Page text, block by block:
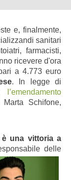
e, finalmente,
sanitari
farmacisti,
ricevere d'ora
a 4.773 euro
. In legge di
l’emendamento
Schifone,
una vittoria a
delle